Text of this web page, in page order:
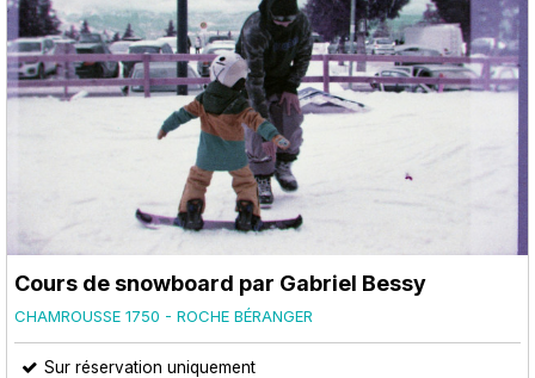
Cours de snowboard par Gabriel Bessy
CHAMROUSSE 1750 - ROCHE BÉRANGER
Sur réservation uniquement